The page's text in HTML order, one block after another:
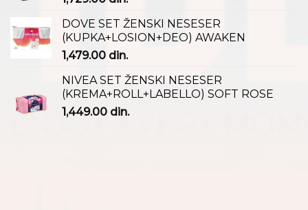
DOVE SET ŽENSKI NESESER
(KUPKA+LOSION+DEO) AWAKEN
1,479.00 din.
NIVEA SET ŽENSKI NESESER
(KREMA+ROLL+LABELLO) SOFT ROSE
1,449.00 din.